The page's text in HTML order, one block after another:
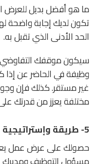
ما هو أفضل بديل للعرض
تكون لديك إجابة واضحة
الحد الأدنى الذي تقبل به.
سيكون موقفك
وظيفة في الحاضر عن
غير مستقر. كذلك فإن
مختلفة يعزز من قدرتك
5- طريقة
حصولك على عرض عمل